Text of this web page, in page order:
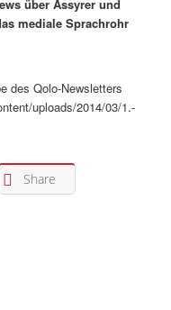
über Assyrer und
mediale Sprachrohr
des Qolo-Newsletters
uploads/2014/03/1.-
Share